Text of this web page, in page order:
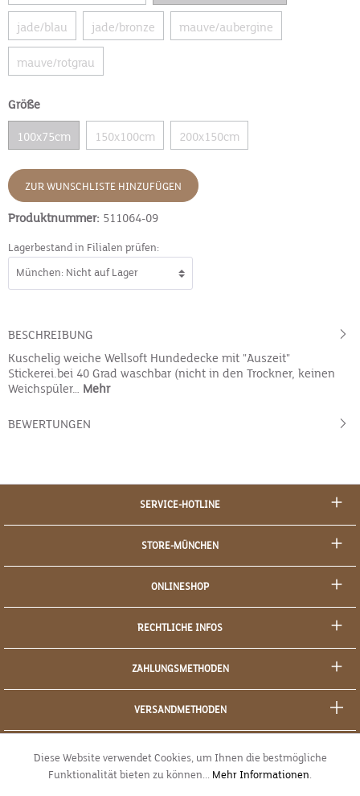
jade/blau jade/bronze mauve/aubergine
mauve/rotgrau
Größe
100x75cm 150x100cm 200x150cm
ZUR WUNSCHLISTE HINZUFÜGEN
Produktnummer: 511064-09
Lagerbestand in Filialen prüfen:
BESCHREIBUNG
Kuschelig weiche Wellsoft Hundedecke mit "Auszeit"
Stickerei.bei 40 Grad waschbar (nicht in den Trockner, keinen
Weichspüler… Mehr
BEWERTUNGEN
SERVICE-HOTLINE
STORE-MÜNCHEN
ONLINESHOP
RECHTLICHE INFOS
ZAHLUNGSMETHODEN
VERSANDMETHODEN
Diese Website verwendet Cookies, um Ihnen die bestmögliche
Funktionalität bieten zu können... Mehr Informationen.